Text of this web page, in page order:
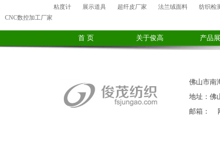
粘度计
展示道具 超纤皮厂家 法兰绒面料
纺织检
CNC数控加工厂家
首 页 关于俊高 产品
佛山市南
地址：佛
邮箱：